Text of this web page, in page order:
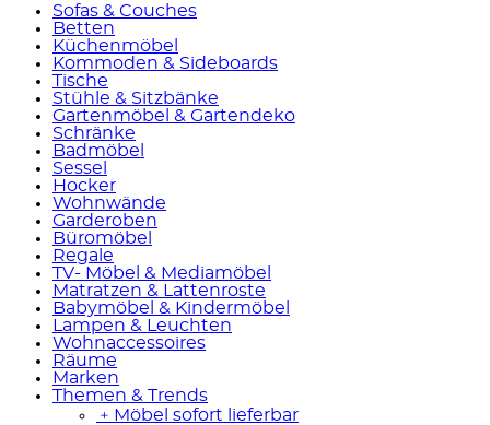
Sofas & Couches
Betten
Küchenmöbel
Kommoden & Sideboards
Tische
Stühle & Sitzbänke
Gartenmöbel & Gartendeko
Schränke
Badmöbel
Sessel
Hocker
Wohnwände
Garderoben
Büromöbel
Regale
TV- Möbel & Mediamöbel
Matratzen & Lattenroste
Babymöbel & Kindermöbel
Lampen & Leuchten
Wohnaccessoires
Räume
Marken
Themen & Trends
﹢ Möbel sofort lieferbar